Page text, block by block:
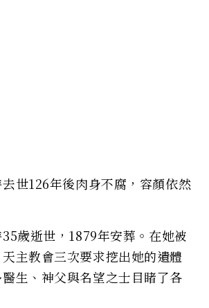
世126年後肉身不腐，容顏依然
歲逝世，1879年安葬。在她被
主教會三次要求挖出她的遺體
生、神父與名望之士目睹了各